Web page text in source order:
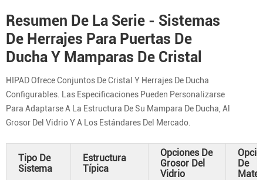
Resumen De La Serie - Sistemas
De Herrajes Para Puertas De
Ducha Y Mamparas De Cristal
HIPAD Ofrece Conjuntos De Cristal Y Herrajes De Ducha
Configurables. Las Especificaciones Pueden Personalizarse
Para Adaptarse A La Estructura De Su Mampara De Ducha, Al
Grosor Del Vidrio Y A Los Estándares Del Mercado.
Tipo De
Sistema
Estructura
Típica
Opciones De
Grosor Del
Vidrio
De